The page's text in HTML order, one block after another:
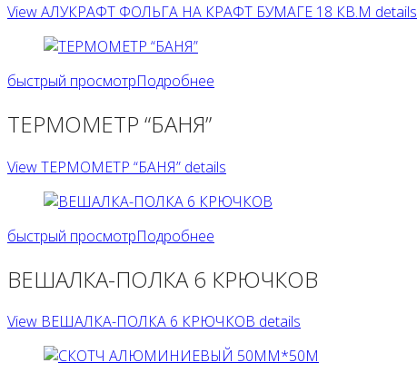
View АЛУКРАФТ ФОЛЬГА НА КРАФТ БУМАГЕ 18 КВ.М details
быстрый просмотрПодробнее
ТЕРМОМЕТР “БАНЯ”
View ТЕРМОМЕТР “БАНЯ” details
быстрый просмотрПодробнее
ВЕШАЛКА-ПОЛКА 6 КРЮЧКОВ
View ВЕШАЛКА-ПОЛКА 6 КРЮЧКОВ details